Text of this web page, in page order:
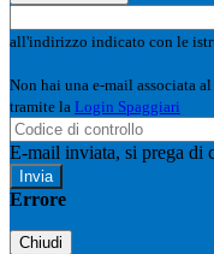
all'indirizzo indicato con le
Non hai una e-mail associata
tramite la Login Spaggiari
E-mail inviata, si prega di
Errore
Chiudi